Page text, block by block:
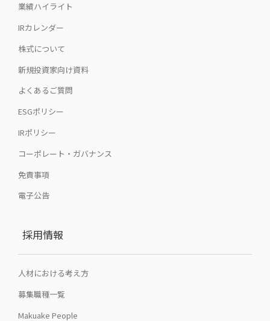
業績ハイライト
IRカレンダー
株式について
新規投資家向け資料
よくあるご質問
ESGポリシー
IRポリシー
コーポレート・ガバナンス
免責事項
電子公告
採用情報
人材における考え方
募集職種一覧
Makuake People